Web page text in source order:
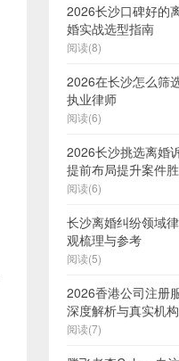
2026长沙口碑好的
婚实战选型指南
阅读(8)
2026在长沙怎么筛
执业律师
阅读(6)
2026长沙挑选离婚
提前布局提升案件
阅读(6)
长沙离婚纠纷领域
观梳理与参考
阅读(5)
2026香港公司注册
深度解析与真实机
阅读(7)